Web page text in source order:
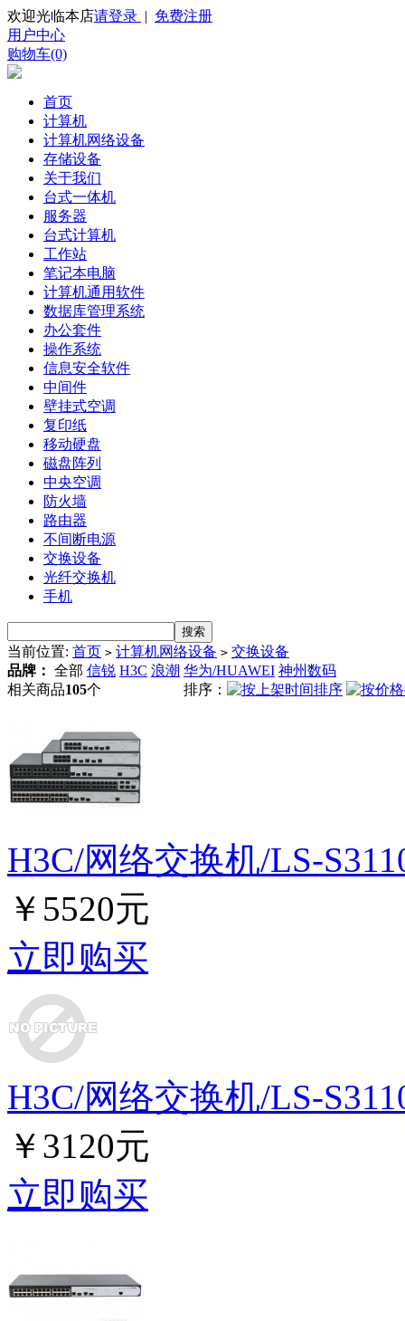
欢迎光临本店请登录 | 免费注册
用户中心
购物车(0)
首页
计算机
计算机网络设备
存储设备
关于我们
台式一体机
服务器
台式计算机
工作站
笔记本电脑
计算机通用软件
数据库管理系统
办公套件
操作系统
信息安全软件
中间件
壁挂式空调
复印纸
移动硬盘
磁盘阵列
中央空调
防火墙
路由器
不间断电源
交换设备
光纤交换机
手机
当前位置: 首页 > 计算机网络设备 > 交换设备
品牌： 全部 信锐 H3C 浪潮 华为/HUAWEI 神州数码
相关商品105个 排序：
H3C/网络交换机/LS-
￥5520元
立即购买
H3C/网络交换机/LS-
￥3120元
立即购买